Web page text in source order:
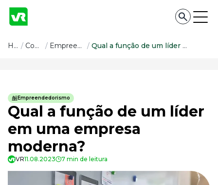
Conteúdo
Todas as categorias
Confira nossos conteúdos
Empreendedorismo
Impulsione o seu negócio
Legislação
Fique por dentro da lei
Aprimore a cultura organizacional
Home / Conteúdo / Empreendedorismo / Qual a função de um líder em uma empresa moderna?
Empreendedorismo
Qual a função de um líder
em uma empresa
moderna?
VR11.08.2023 7 min de leitura